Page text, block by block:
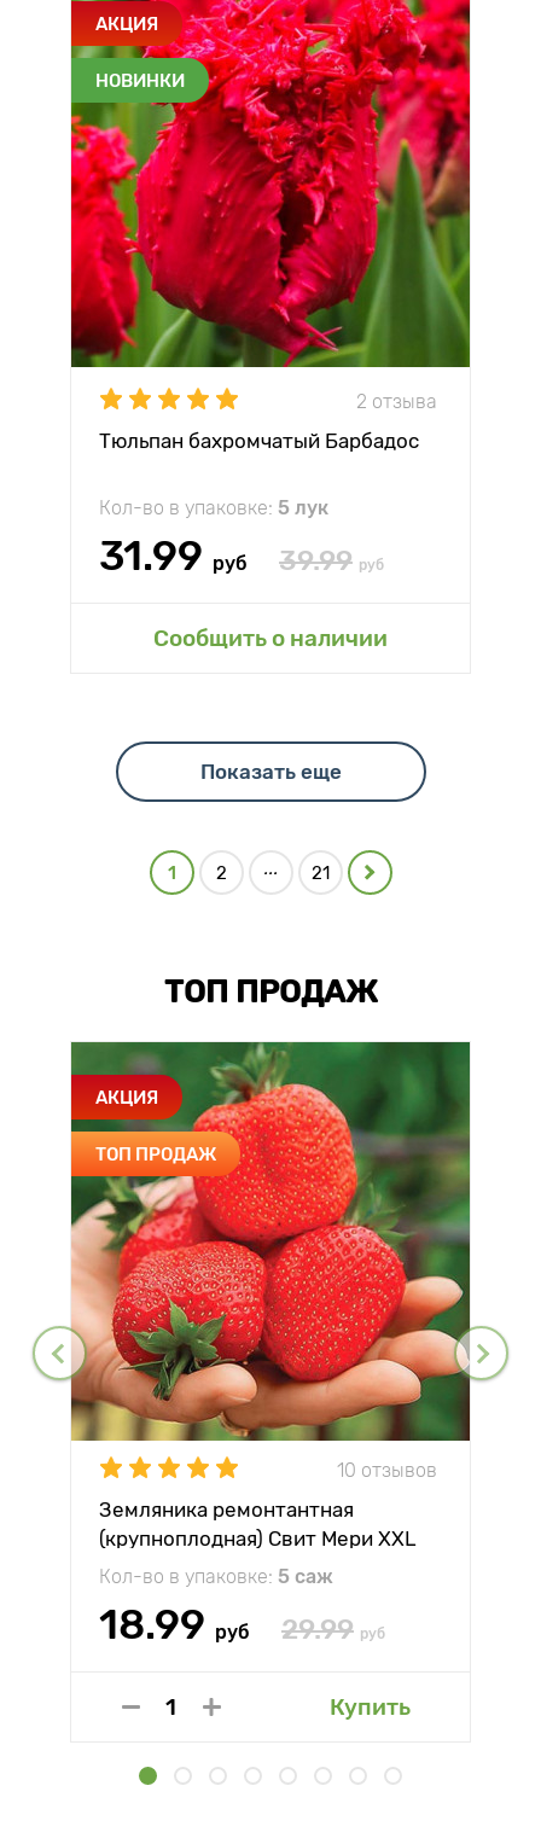
АКЦИЯ
НОВИНКИ
2 отзыва
Тюльпан бахромчатый Барбадос
Кол-во в упаковке: 5 лук
31.99 руб 39.99 руб
Сообщить о наличии
Показать еще
1 2 ... 21
ТОП ПРОДАЖ
АКЦИЯ
ТОП ПРОДАЖ
10 отзывов
Земляника ремонтантная
(крупноплодная) Свит Мери XXL
Кол-во в упаковке: 5 саж
18.99 руб 29.99 руб
Купить